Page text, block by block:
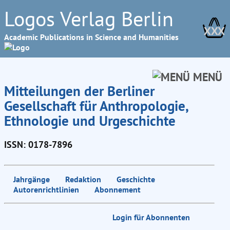
Logos Verlag Berlin
Academic Publications in Science and Humanities XXX
MENÜ
Mitteilungen der Berliner
Gesellschaft für Anthropologie,
Ethnologie und Urgeschichte
ISSN: 0178-7896
Jahrgänge Redaktion
Geschichte
Autorenrichtlinien
Abonnement
Login für Abonnenten